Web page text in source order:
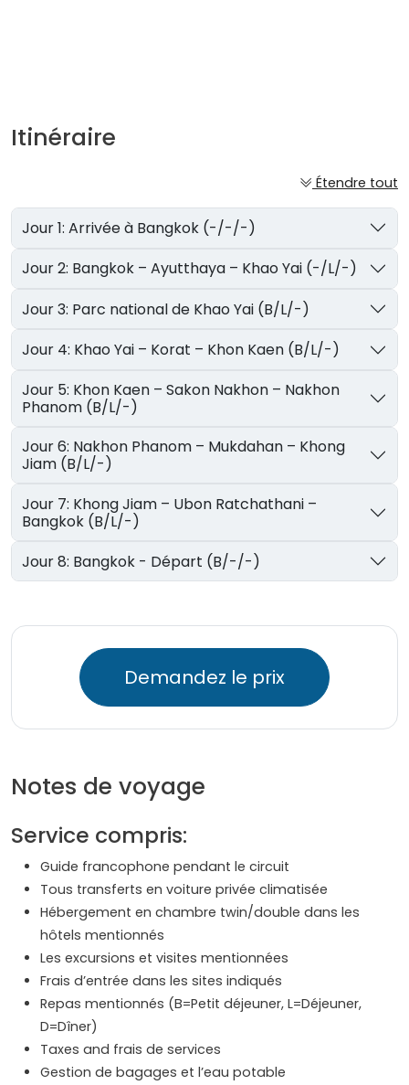
Itinéraire
Étendre tout
Jour 1: Arrivée à Bangkok (-/-/-)
Jour 2: Bangkok – Ayutthaya – Khao Yai (-/L/-)
Jour 3: Parc national de Khao Yai (B/L/-)
Jour 4: Khao Yai – Korat – Khon Kaen (B/L/-)
Jour 5: Khon Kaen – Sakon Nakhon – Nakhon
Phanom (B/L/-)
Jour 6: Nakhon Phanom – Mukdahan – Khong
Jiam (B/L/-)
Jour 7: Khong Jiam – Ubon Ratchathani –
Bangkok (B/L/-)
Jour 8: Bangkok - Départ (B/-/-)
Demandez le prix
Notes de voyage
Service compris:
Guide francophone pendant le circuit
Tous transferts en voiture privée climatisée
Hébergement en chambre twin/double dans les
hôtels mentionnés
Les excursions et visites mentionnées
Frais d’entrée dans les sites indiqués
Repas mentionnés (B=Petit déjeuner, L=Déjeuner,
D=Dîner)
Taxes and frais de services
Gestion de bagages et l’eau potable